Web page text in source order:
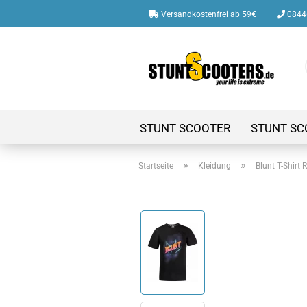
Versandkostenfrei ab 59€
STUNT SCOOTER STUNT
Startseite » Kleidung » Blunt T-Shirt